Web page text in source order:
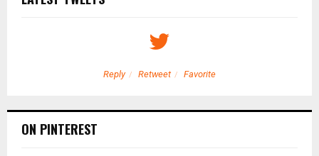
Reply Retweet Favorite
ON PINTEREST